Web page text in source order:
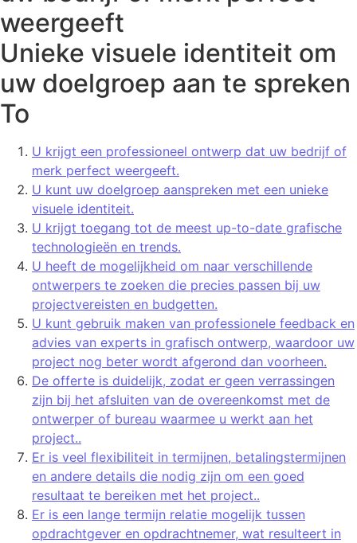
weergeeft
Unieke visuele identiteit om
uw doelgroep aan te spreken
To
U krijgt een professioneel ontwerp dat uw bedrijf of
merk perfect weergeeft.
U kunt uw doelgroep aanspreken met een unieke
visuele identiteit.
U krijgt toegang tot de meest up-to-date grafische
technologieën en trends.
U heeft de mogelijkheid om naar verschillende
ontwerpers te zoeken die precies passen bij uw
projectvereisten en budgetten.
U kunt gebruik maken van professionele feedback en
advies van experts in grafisch ontwerp, waardoor uw
project nog beter wordt afgerond dan voorheen.
De offerte is duidelijk, zodat er geen verrassingen
zijn bij het afsluiten van de overeenkomst met de
ontwerper of bureau waarmee u werkt aan het
project..
Er is veel flexibiliteit in termijnen, betalingstermijnen
en andere details die nodig zijn om een goed
resultaat te bereiken met het project..
Er is een lange termijn relatie mogelijk tussen
opdrachtgever en opdrachtnemer, wat resulteert in